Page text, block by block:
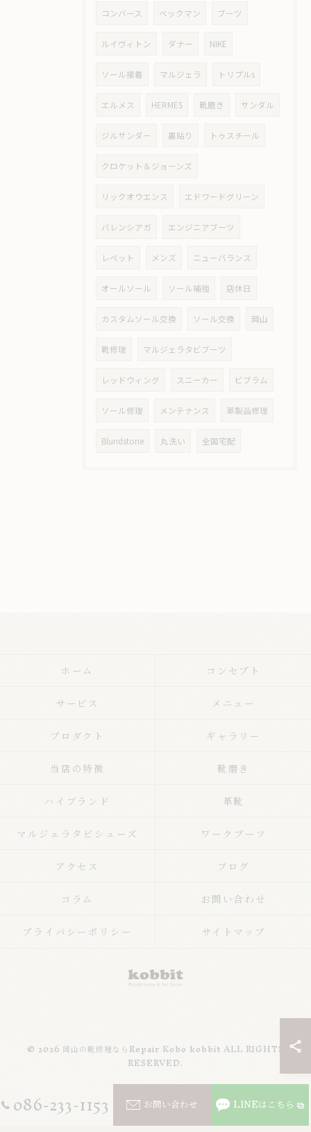
コンバース ベックマン ブーツ
ルイヴィトン ダナー NIKE
ソール接着 マルジェラ トリプルs
エルメス HERMES 靴磨き サンダル
ジルサンダー 裏貼り トゥスチール
クロケット＆ジョーンズ
リックオウエンス エドワードグリーン
バレンシアガ エンジニアブーツ
レペット メンズ ニューバランス
オールソール ソール補強 店休日
カスタムソール交換 ソール交換 岡山
靴修理 マルジェラタビブーツ
レッドウィング スニーカー ビブラム
ソール修理 メンテナンス 革製品修理
Blundstone 丸洗い 全国宅配
086-233-1153 お問い合わせ LINEはこちら
ホーム
コンセプト
サービス
メニュー
プロダクト
ギャラリー
当店の特徴
靴磨き
ハイブランド
革靴
マルジェラタビシューズ
ワークブーツ
アクセス
ブログ
コラム
お問い合わせ
プライバシーポリシー
サイトマップ
© 2026 岡山の靴修理ならRepair Kobo kobbit ALL RIGHTS
RESERVED.